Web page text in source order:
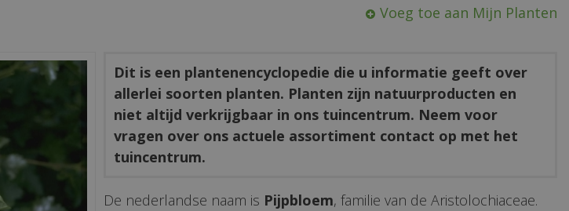
Voeg toe aan Mijn Planten
Dit is een plantenencyclopedie die u informatie geeft over
allerlei soorten planten. Planten zijn natuurproducten en
niet altijd verkrijgbaar in ons tuincentrum. Neem voor
vragen over ons actuele assortiment contact op met het
tuincentrum.
De nederlandse naam is Pijpbloem, familie van de Aristolochiaceae.